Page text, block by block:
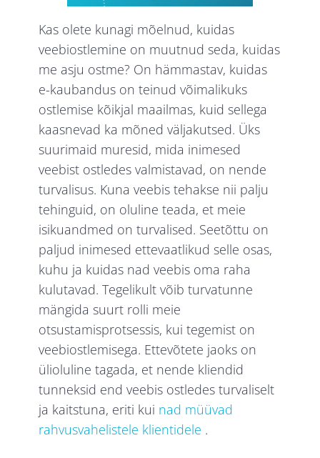
Kas olete kunagi mõelnud, kuidas
veebiostlemine on muutnud seda, kuidas
me asju ostme? On hämmastav, kuidas
e-kaubandus on teinud võimalikuks
ostlemise kõikjal maailmas, kuid sellega
kaasnevad ka mõned väljakutsed. Üks
suurimaid muresid, mida inimesed
veebist ostledes valmistavad, on nende
turvalisus. Kuna veebis tehakse nii palju
tehinguid, on oluline teada, et meie
isikuandmed on turvalised. Seetõttu on
paljud inimesed ettevaatlikud selle osas,
kuhu ja kuidas nad veebis oma raha
kulutavad. Tegelikult võib turvatunne
mängida suurt rolli meie
otsustamisprotsessis, kui tegemist on
veebiostlemisega. Ettevõtete jaoks on
ülioluline tagada, et nende kliendid
tunneksid end veebis ostledes turvaliselt
ja kaitstuna, eriti kui nad müüvad
rahvusvahelistele klientidele .